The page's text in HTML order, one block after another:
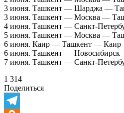
3 июня. Ташкент — Шарджа —
3 июня. Ташкент — Москва —
4 июня. Ташкент — Санкт-
5 июня. Ташкент — Москва —
6 июня. Каир — Ташкент — Каир
6 июня. Ташкент —
7 июня. Ташкент — Санкт-
1 314
Поделиться